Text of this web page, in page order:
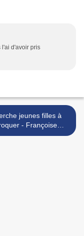
l'ai d'avoir pris
jeunes filles à
- Françoise
GUERIN >